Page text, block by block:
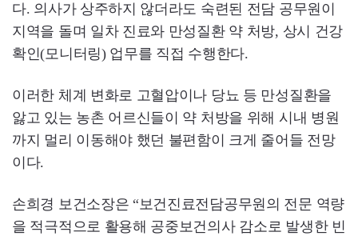
다. 의사가 상주하지 않더라도 숙련된 전담 공무원이
지역을 돌며 일차 진료와 만성질환 약 처방, 상시 건강
확인(모니터링) 업무를 직접 수행한다.
이러한 체계 변화로 고혈압이나 당뇨 등 만성질환을
앓고 있는 농촌 어르신들이 약 처방을 위해 시내 병원
까지 멀리 이동해야 했던 불편함이 크게 줄어들 전망
이다.
손희경 보건소장은 “보건진료전담공무원의 전문 역량
을 적극적으로 활용해 공중보건의사 감소로 발생한 빈